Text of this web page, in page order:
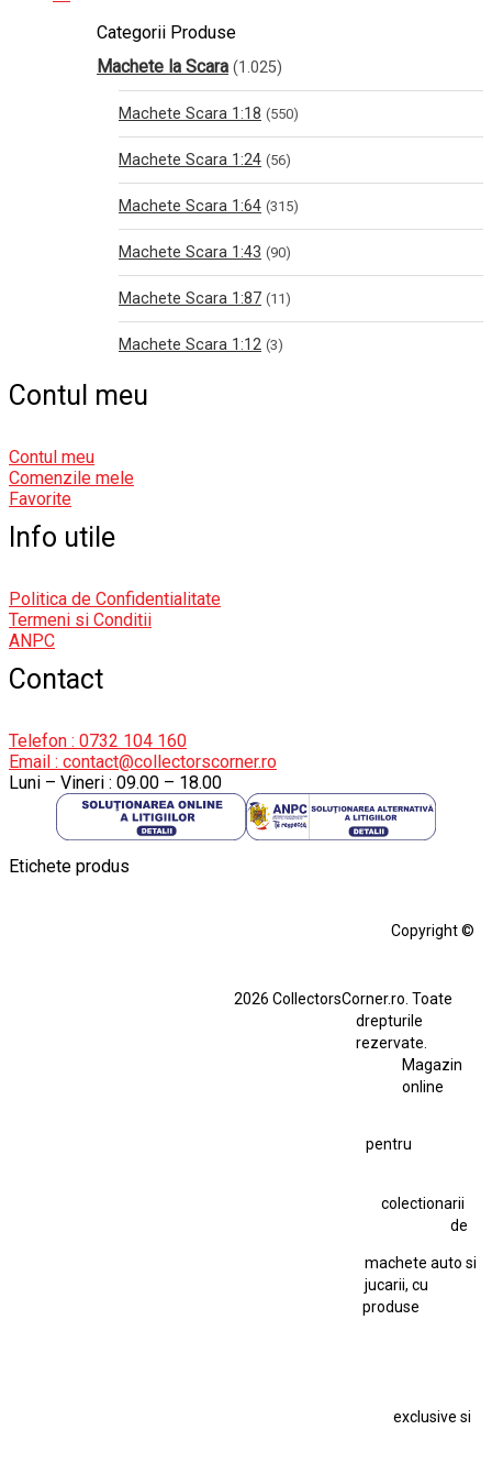
Categorii Produse
Machete la Scara (1.025)
Machete Scara 1:18 (550)
Machete Scara 1:24 (56)
Machete Scara 1:64 (315)
Machete Scara 1:43 (90)
Machete Scara 1:87 (11)
Machete Scara 1:12 (3)
Contul meu
Contul meu
Comenzile mele
Favorite
Info utile
Politica de Confidentialitate
Termeni si Conditii
ANPC
Contact
Telefon : 0732 104 160
Email : contact@collectorscorner.ro
Luni – Vineri : 09.00 – 18.00
Etichete produs
Copyright ©
2026 CollectorsCorner.ro. Toate
drepturile
rezervate.
Magazin
online
pentru
colectionarii
de
machete auto si
jucarii, cu
produse
exclusive si